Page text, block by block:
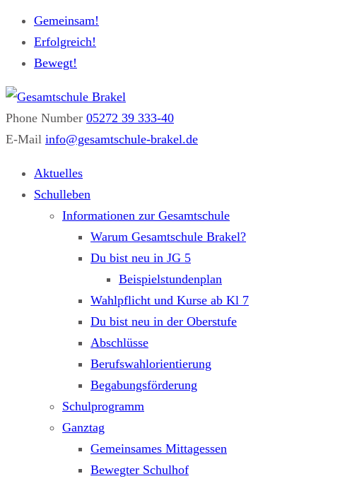
Gemeinsam!
Erfolgreich!
Bewegt!
Phone Number 05272 39 333-40
E-Mail info@gesamtschule-brakel.de
Aktuelles
Schulleben
Informationen zur Gesamtschule
Warum Gesamtschule Brakel?
Du bist neu in JG 5
Beispielstundenplan
Wahlpflicht und Kurse ab Kl 7
Du bist neu in der Oberstufe
Abschlüsse
Berufswahlorientierung
Begabungsförderung
Schulprogramm
Ganztag
Gemeinsames Mittagessen
Bewegter Schulhof